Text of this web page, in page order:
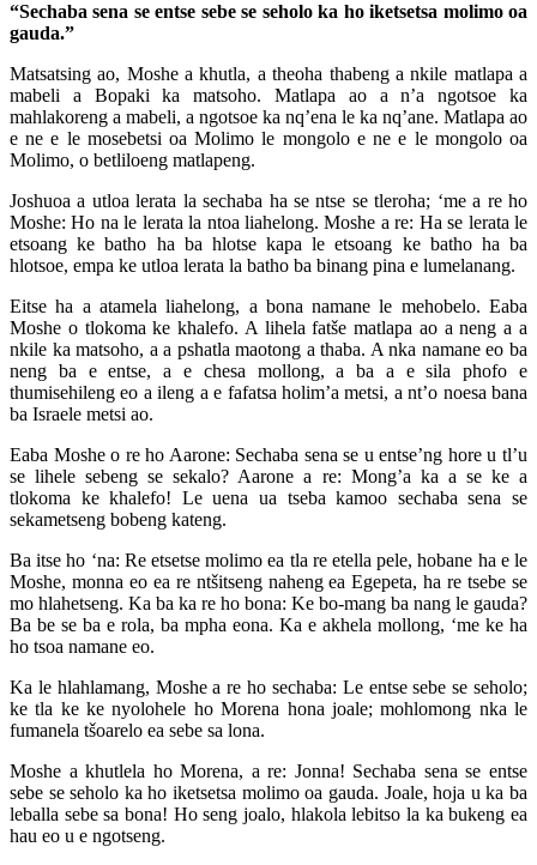
“Sechaba sena se entse sebe se seholo ka ho iketsetsa molimo oa
gauda.”
Matsatsing ao, Moshe a khutla, a theoha thabeng a nkile matlapa a
mabeli a Bopaki ka matsoho. Matlapa ao a n’a ngotsoe ka
mahlakoreng a mabeli, a ngotsoe ka nq’ena le ka nq’ane. Matlapa ao
e ne e le mosebetsi oa Molimo le mongolo e ne e le mongolo oa
Molimo, o betliloeng matlapeng.
Joshuoa a utloa lerata la sechaba ha se ntse se tleroha; ‘me a re ho
Moshe: Ho na le lerata la ntoa liahelong. Moshe a re: Ha se lerata le
etsoang ke batho ha ba hlotse kapa le etsoang ke batho ha ba
hlotsoe, empa ke utloa lerata la batho ba binang pina e lumelanang.
Eitse ha a atamela liahelong, a bona namane le mehobelo. Eaba
Moshe o tlokoma ke khalefo. A lihela fatše matlapa ao a neng a a
nkile ka matsoho, a a pshatla maotong a thaba. A nka namane eo ba
neng ba e entse, a e chesa mollong, a ba a e sila phofo e
thumisehileng eo a ileng a e fafatsa holim’a metsi, a nt’o noesa bana
ba Israele metsi ao.
Eaba Moshe o re ho Aarone: Sechaba sena se u entse’ng hore u tl’u
se lihele sebeng se sekalo? Aarone a re: Mong’a ka a se ke a
tlokoma ke khalefo! Le uena ua tseba kamoo sechaba sena se
sekametseng bobeng kateng.
Ba itse ho ‘na: Re etsetse molimo ea tla re etella pele, hobane ha e le
Moshe, monna eo ea re ntšitseng naheng ea Egepeta, ha re tsebe se
mo hlahetseng. Ka ba ka re ho bona: Ke bo-mang ba nang le gauda?
Ba be se ba e rola, ba mpha eona. Ka e akhela mollong, ‘me ke ha
ho tsoa namane eo.
Ka le hlahlamang, Moshe a re ho sechaba: Le entse sebe se seholo;
ke tla ke ke nyolohele ho Morena hona joale; mohlomong nka le
fumanela tšoarelo ea sebe sa lona.
Moshe a khutlela ho Morena, a re: Jonna! Sechaba sena se entse
sebe se seholo ka ho iketsetsa molimo oa gauda. Joale, hoja u ka ba
leballa sebe sa bona! Ho seng joalo, hlakola lebitso la ka bukeng ea
hau eo u e ngotseng.